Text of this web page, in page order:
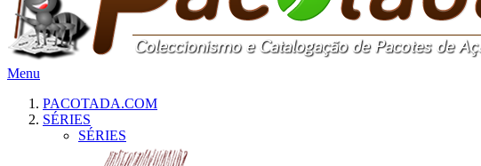
Menu
PACOTADA.COM
SÉRIES
SÉRIES